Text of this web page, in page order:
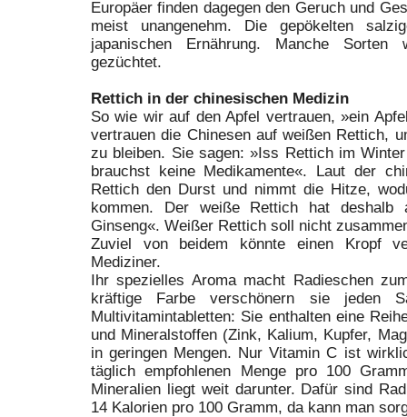
Europäer finden dagegen den Geruch und
meist unangenehm. Die gepökelten
japanischen Ernährung. Manche
gezüchtet.
Rettich in der chinesischen Medizin
So wie wir auf den Apfel vertrauen, »ein
vertrauen die Chinesen auf weißen Rettich,
zu bleiben. Sie sagen: »Iss Rettich im
brauchst keine Medikamente«. Laut der
Rettich den Durst und nimmt die Hitze,
kommen. Der weiße Rettich hat deshalb
Ginseng«. Weißer Rettich soll nicht
Zuviel von beidem könnte einen Kropf
Mediziner.
Ihr spezielles Aroma macht Radieschen
kräftige Farbe verschönern sie jeden
Multivitamintabletten: Sie enthalten eine
und Mineralstoffen (Zink, Kalium, Kupfer,
in geringen Mengen. Nur Vitamin C ist
täglich empfohlenen Menge pro 100
Mineralien liegt weit darunter. Dafür sind
14 Kalorien pro 100 Gramm, da kann man